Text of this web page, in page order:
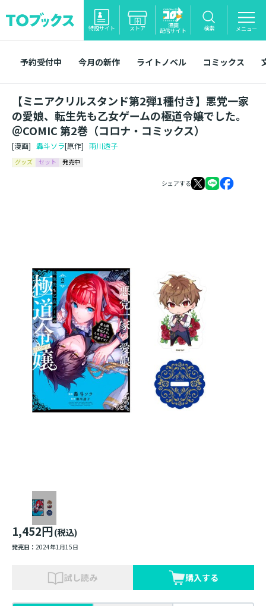
特設サイト ストア 漫画
配信サイト 検索 メニュー
予約受付中 今月の新作 ライトノベル コミックス
【ミニアクリルスタンド第2弾1種付き】悪党一家
の愛娘、転生先も乙女ゲームの極道令嬢でした。
＠COMIC 第2巻（コロナ・コミックス）
[漫画] 轟斗ソラ[原作] 雨川透子
グッズ セット 発売中
シェアする
1,452円(税込)
発売日： 2024年1月15日
試し読み 購入する